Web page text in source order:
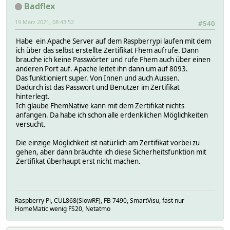
Badflex
#540
19 März 2021, 08:43:52
Habe ein Apache Server auf dem Raspberrypi laufen mit dem
ich über das selbst erstellte Zertifikat Fhem aufrufe. Dann
brauche ich keine Passwörter und rufe Fhem auch über einen
anderen Port auf. Apache leitet ihn dann um auf 8093.
Das funktioniert super. Von Innen und auch Aussen.
Dadurch ist das Passwort und Benutzer im Zertifikat
hinterlegt.
Ich glaube FhemNative kann mit dem Zertifikat nichts
anfangen. Da habe ich schon alle erdenklichen Möglichkeiten
versucht.
Die einzige Möglichkeit ist natürlich am Zertifikat vorbei zu
gehen, aber dann bräuchte ich diese Sicherheitsfunktion mit
Zertifikat überhaupt erst nicht machen.
Raspberry Pi, CUL868(SlowRF), FB 7490, SmartVisu, fast nur
HomeMatic wenig FS20, Netatmo